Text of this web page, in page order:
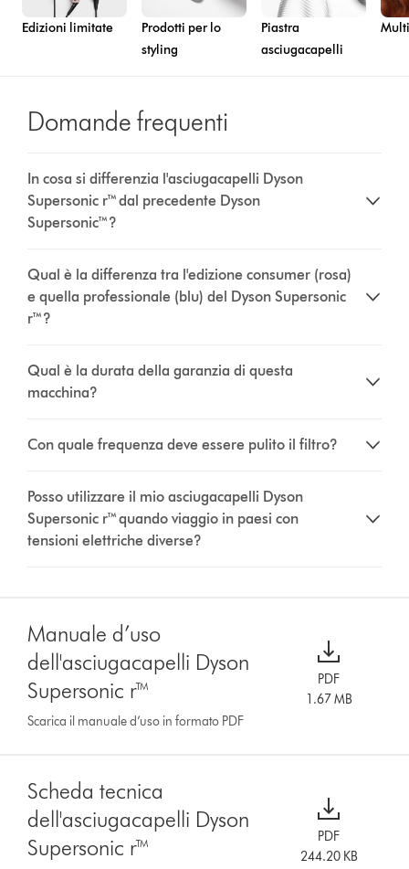
Edizioni limitate
Prodotti per lo
styling
Piastra
asciugacapelli
Domande frequenti
In cosa si differenzia l'asciugacapelli Dyson
Supersonic r™ dal precedente Dyson
Supersonic™?
Qual è la differenza tra l'edizione consumer (rosa)
e quella professionale (blu) del Dyson Supersonic
r™?
Qual è la durata della garanzia di questa
macchina?
Con quale frequenza deve essere pulito il filtro?
Posso utilizzare il mio asciugacapelli Dyson
Supersonic r™ quando viaggio in paesi con
tensioni elettriche diverse?
Manuale d’uso
dell'asciugacapelli Dyson
Supersonic r™
Scarica il manuale d’uso in formato PDF
PDF
1.67 MB
Scheda tecnica
dell'asciugacapelli Dyson
Supersonic r™
PDF
244.20 KB